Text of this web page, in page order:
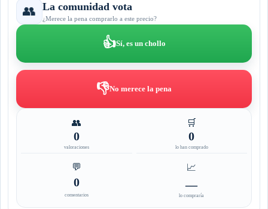
👥 La comunidad vota
¿Merece la pena comprarlo a este precio?
👍Sí, es un chollo
👎No merece la pena
👥
0
valoraciones
🛒
0
lo han comprado
💬
0
comentarios
📈
—
lo compraría